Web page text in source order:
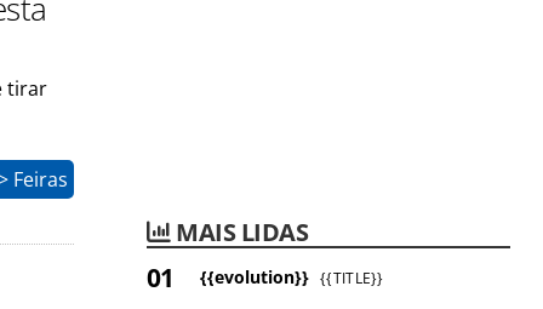
tirar
Feiras
MAIS LIDAS
{{evolution}} {{TITLE}}